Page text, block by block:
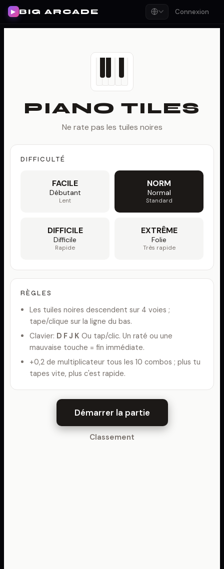
▶ BIG ARCADE Connexion
PIANO TILES
Ne rate pas les tuiles noires
DIFFICULTÉ
FACILE
Débutant
Lent
NORM
Normal
Standard
DIFFICILE
Difficile
Rapide
EXTRÊME
Folie
Très rapide
RÈGLES
Les tuiles noires descendent sur 4 voies ;
tape/clique sur la ligne du bas.
Clavier: D F J K Ou tap/clic. Un raté ou une
mauvaise touche = fin immédiate.
+0,2 de multiplicateur tous les 10 combos ; plus tu
tapes vite, plus c'est rapide.
Démarrer la partie
Classement